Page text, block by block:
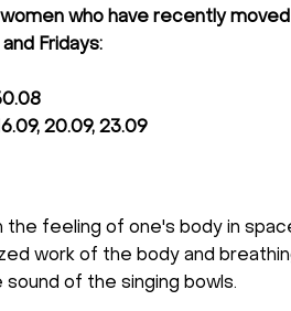
who have recently
Fridays:
20.09, 23.09
the feeling of one's body in
work of the body and
of the singing bowls.